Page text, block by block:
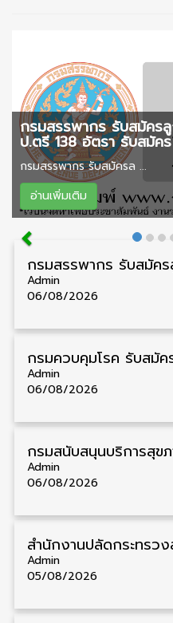
กรมสรรพากร รับสมัค
ป.ตรี 138 อัตรา รับสมัค
กรมสรรพากร รับสมัครล ...
อ่านเพิ่มเติม
Admin
06/08/2026
Admin
06/08/2026
Admin
06/08/2026
Admin
05/08/2026